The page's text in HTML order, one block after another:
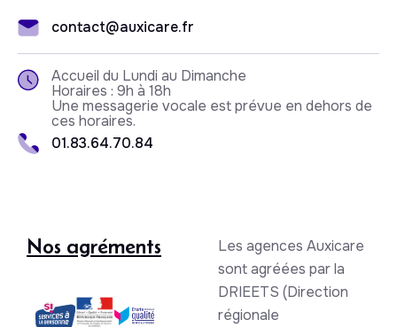
contact@auxicare.fr
Accueil du Lundi au Dimanche
Horaires : 9h à 18h
Une messagerie vocale est prévue en dehors de
ces horaires.
01.83.64.70.84
Nos agréments
Les agences Auxicare
sont agréées par la
DRIEETS (Direction
régionale